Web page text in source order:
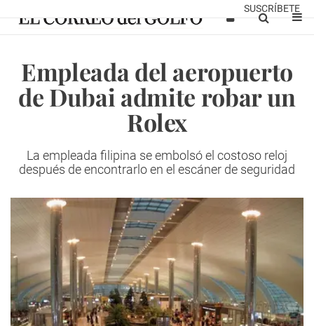
SUSCRÍBETE
Empleada del aeropuerto
de Dubai admite robar un
Rolex
La empleada filipina se embolsó el costoso reloj
después de encontrarlo en el escáner de seguridad